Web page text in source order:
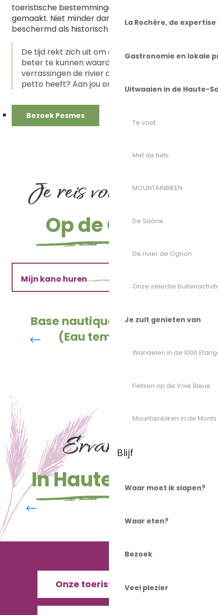
La Rochère, de
Gastronomie en lokale
Uitwaaien in de Haute-
Te voet
Met de fiets
MOUNTAINBIKEN
De Saône
De rivier de Ognon
Onze selectie
Je zult genieten van
Wandelen in de 1000
Fietsen op de Voie Bleue
Mountainbiken in de Monts
Blijf
Waar moet ik slapen?
Waar eten?
Bezoek
Veel plezier
toeristische bestemmingen in de Haute-Saône
gemaakt. Niet minder dan tien gebouwen zijn
beschermd als historisch monument.
De tijd rekt zich uit om elk moment van rust
beter te kunnen waarderen. Wie weet welke
verrassingen de rivier de Ognon voor je in
petto heeft? Aan jou om ze te ontdekken!
Bezoek Pesmes
Je reis voorbereiden
Op de Ognon
Mijn kano huren
Verken de omgeving
Base nautique de Cromary
(Eau temps libre)
Ervaringen
In Haute-Saône
La Voie Bleue
Onze toeristenbureaus